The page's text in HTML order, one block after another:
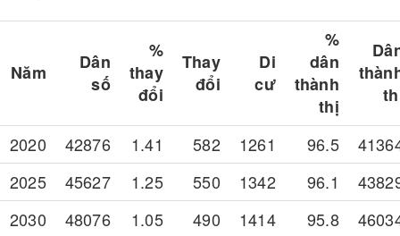
Năm
Dân
số
%
thay
đổi
Thay
đổi
Di
cư
%
dân
thành
thị
2020 42876 1.41 582 1261 96.5
2025
45627 1.25 550 1342 96.1
2030
48076 1.05 490 1414 95.8